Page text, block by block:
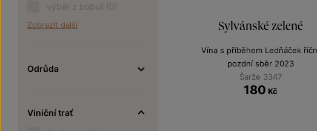
výběr z bobulí (0)
Zobrazit další
Odrůda
Viniční trať
Sylvánské zelené
Vína s příběhem Ledňáček
pozdní sběr 2023
Šarže 3347
180 Kč